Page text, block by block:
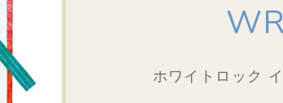
ホワイトロック